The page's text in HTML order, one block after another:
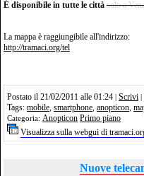
É disponibile in tutte le città solo a
La mappa è raggiungibile all'indirizzo:
http://tramaci.org/tel
Postato il 21/02/2011 alle 01:24 Scrivi
Tags: mobile, smartphone, anopticon,
Categoria: Anopticon Primo piano
Visualizza sulla webgui di
Nuove